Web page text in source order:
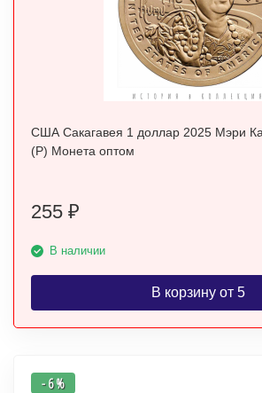
США Сакагавея 1 доллар 2025 Мэри
(P) Монета оптом
255 ₽
В наличии
В корзину от 5
- 6 %